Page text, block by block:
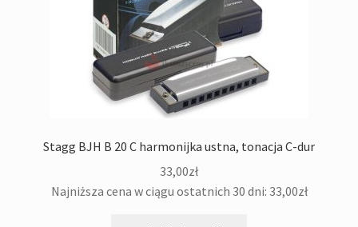
Stagg BJH B 20 C harmonijka ustna, tonacja C-dur
33,00zł
Najniższa cena w ciągu ostatnich 30 dni: 33,00zł